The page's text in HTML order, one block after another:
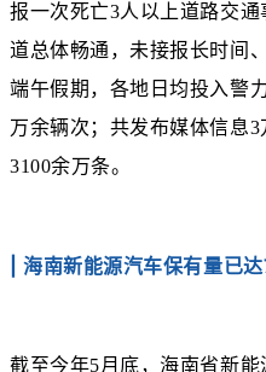
报一次死亡3人以上道路交
道总体畅通，未接报长时间
端午假期，各地日均投入警
万余辆次；共发布媒体信息
3100余万条。
| 海南新能源汽车保有量已达
截至今年5月底，海南省新能